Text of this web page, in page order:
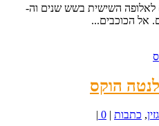
השישית בשש שנים וה-
, כתבות |
0
|